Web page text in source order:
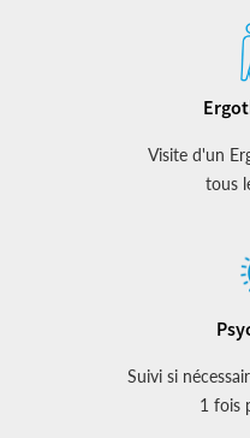
Visite d'un
tous
Suivi si
1 fois